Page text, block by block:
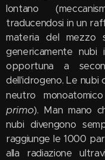
lontano
traducendosi in un
materia del mezzo
genericamente nubi
opportuna a
dell'idrogeno. Le nubi
neutro
primo). Man mano
nubi divengono
raggiunge le 1000
alla radiazione